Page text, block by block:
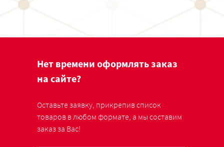
Нет времени оформлять заказ
на сайте?
Оставьте заявку, прикрепив список
товаров в любом формате, а мы составим
заказ за Вас!